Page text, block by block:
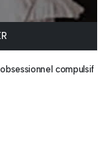
compulsif